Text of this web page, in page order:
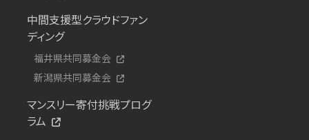
中間支援型クラウドファン
ディング
福井県共同募金会
新潟県共同募金会
マンスリー寄付挑戦プログ
ラム